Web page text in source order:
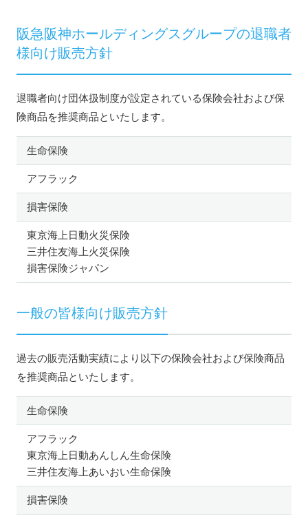
阪急阪神ホールディングスグループの退職者
様向け販売方針
退職者向け団体扱制度が設定されている保険会社および保
険商品を推奨商品といたします。
生命保険
アフラック
損害保険
東京海上日動火災保険
三井住友海上火災保険
損害保険ジャパン
一般の皆様向け販売方針
過去の販売活動実績により以下の保険会社および保険商品
を推奨商品といたします。
生命保険
アフラック
東京海上日動あんしん生命保険
三井住友海上あいおい生命保険
損害保険